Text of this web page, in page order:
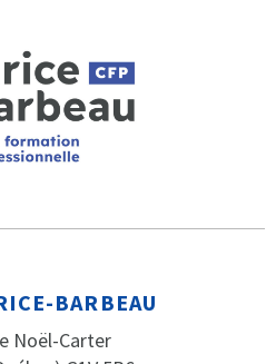
BARBEAU
Noël-Carter